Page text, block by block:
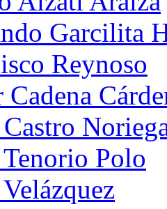
Garcilita
Reynoso
Polo